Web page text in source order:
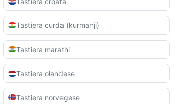
Tastiera curda (kurmanji)
Tastiera marathi
Tastiera olandese
Tastiera norvegese